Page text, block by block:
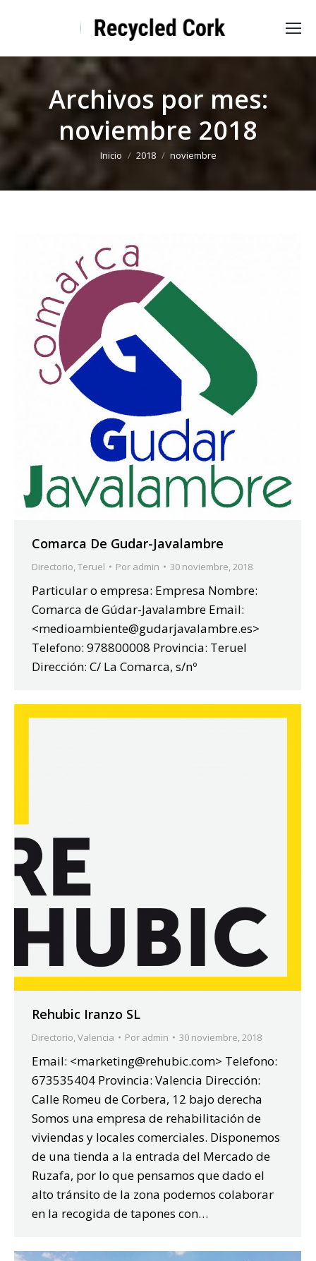
Archivos por mes:
noviembre 2018
Estás aquí:
Inicio 2018 noviembre
Comarca De Gudar-Javalambre
Directorio,Teruel Por admin 30 noviembre, 2018
Particular o empresa: Empresa Nombre:
Comarca de Gúdar-Javalambre Email:
<medioambiente@gudarjavalambre.es>
Telefono: 978800008 Provincia: Teruel
Dirección: C/ La Comarca, s/nº
Rehubic Iranzo SL
Directorio,Valencia Por admin 30 noviembre, 2018
Email: <marketing@rehubic.com> Telefono:
673535404 Provincia: Valencia Dirección:
Calle Romeu de Corbera, 12 bajo derecha
Somos una empresa de rehabilitación de
viviendas y locales comerciales. Disponemos
de una tienda a la entrada del Mercado de
Ruzafa, por lo que pensamos que dado el
alto tránsito de la zona podemos colaborar
en la recogida de tapones con…